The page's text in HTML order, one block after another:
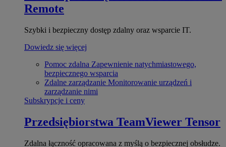
Remote
Szybki i bezpieczny dostęp zdalny oraz wsparcie IT.
Dowiedz się więcej
Pomoc zdalna Zapewnienie natychmiastowego,
bezpiecznego wsparcia
Zdalne zarządzanie Monitorowanie urządzeń i
zarządzanie nimi
Subskrypcje i ceny
Przedsiębiorstwa TeamViewer Tensor
Zdalna łączność opracowana z myślą o bezpiecznej obsłudze.